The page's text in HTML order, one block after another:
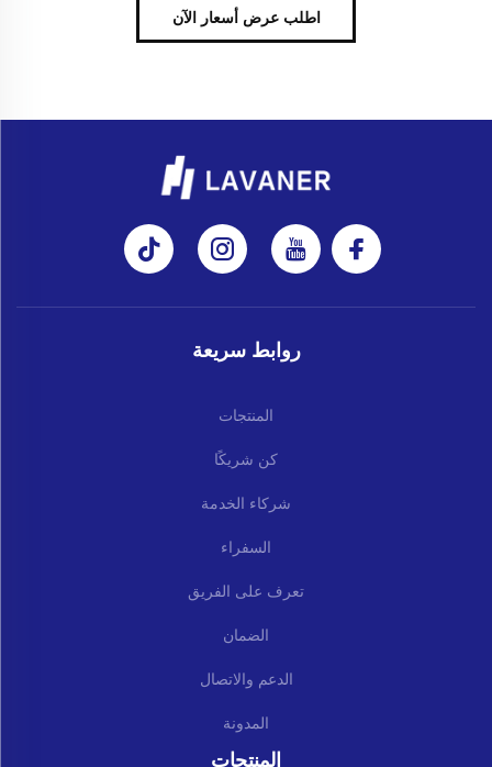
اطلب عرض أسعار الآن
روابط سريعة
المنتجات
كن شريكًا
شركاء الخدمة
السفراء
تعرف على الفريق
الضمان
الدعم والاتصال
المدونة
المنتجات